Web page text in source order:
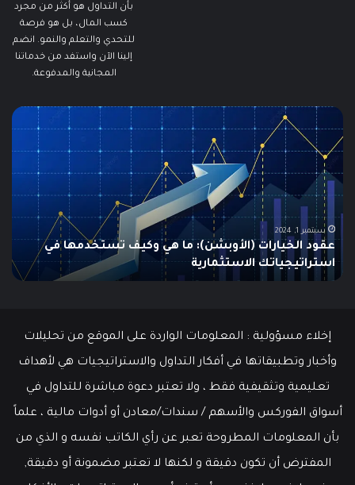
بأن التداول هو أكثر من مجرد
كسب المال، بل هو فرصة
للتحدي والتعلم والنمو. انضم
إلينا الآن واستفد من خدماتنا
المجانية والمدفوعة.
مطالبات
البطالة
في
الولايات
المتحدة
تنخفض
إلى
أدنى
مستوى
منذ
مايو
عمل
سبتمبر 19, 2024
مطالبات البطالة في الولايات المتحدة تنخفض إلى أدنى
مستوى منذ مايو وسط سوق عمل قوي
إخلاء مسؤولية : المعلومات الواردة على الموقع من تحليلات
وأخبار وتطبيقاتها في أفكار التداول والاستراتيجيات هي لأهداف
تعليمية وتثقيفية فقط ، ولا تعتبر دعوة مباشرة للتداول في
أسواق الفوركس والأسهم / سندات/معادن أو أدوات مالية ، علماً
بأن المعلومات المطروحة تعبر عن رأي الكاتب نفسه و الذي من
المفترض أن تكون دقيقة و لكنها لا تعتبر مضمونة أو دقيقة,